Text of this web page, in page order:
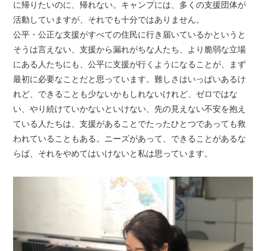
に帰りたいのに、帰れない。キャンプには、多くの支援団体が
活動していますが、それでも十分ではありません。
公平・公正な支援がすべての住民に行き届いているかというと
そうは言えない、支援から漏れがちな人たち、より脆弱な立場
にある人たちにも、公平に支援が行くようになることが、まず
最初に必要なことだと思っています。難しさはいっぱいあるけ
れど、できることも少ないかもしれないけれど、ゼロではな
い、やり続けていかないといけない、先の見えない不安を抱え
ている人たちは、支援があることでたったひとつであっても救
われていることもある。ニーズがあって、できることがあるな
らば、それをやめてはいけないと私は思っています。